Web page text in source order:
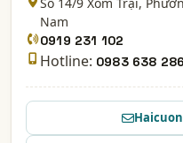
Nam
0919 231 102
Hotline: 0983 638 286